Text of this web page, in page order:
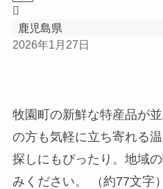
鹿児島県
2026年1月27日
牧園町の新鮮な特産品が
の方も気軽に立ち寄れる
探しにもぴったり。地域
みください。 （約77文字）